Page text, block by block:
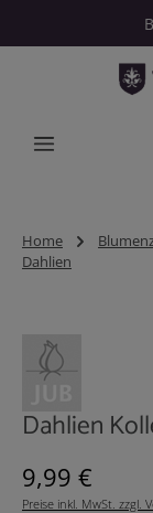
Zum
Home
Dahlien
Dahlien
Regulärer Preis:
9,99 €
Preise inkl. MwSt. zzgl.